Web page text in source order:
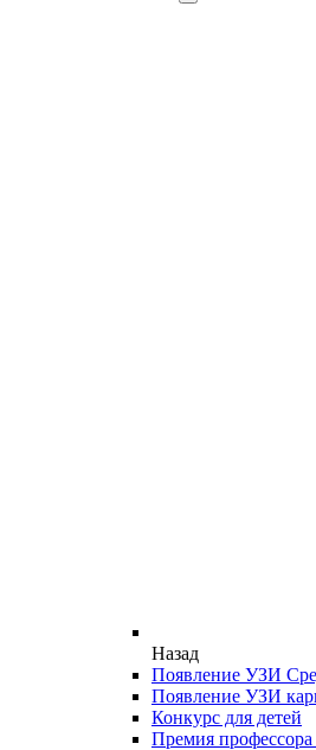
Назад
Появление УЗИ
Появление УЗИ
Конкурс для детей
Премия